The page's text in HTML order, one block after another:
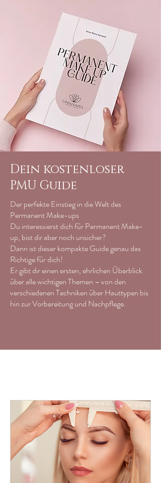
Dein kostenloser
PMU Guide
Der perfekte Einstieg in die Welt des
Permanent Make-ups
Du interessierst dich für Permanent Make-
up, bist dir aber noch unsicher?
Dann ist dieser kompakte Guide genau das
Richtige für dich!
Er gibt dir einen ersten, ehrlichen Überblick
über alle wichtigen Themen – von den
verschiedenen Techniken über Hauttypen bis
hin zur Vorbereitung und Nachpflege.